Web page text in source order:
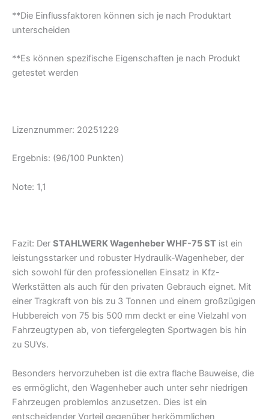
**Die Einflussfaktoren können sich je nach Produktart
unterscheiden
**Es können spezifische Eigenschaften je nach Produkt
getestet werden
Lizenznummer: 20251229
Ergebnis: (96/100 Punkten)
Note: 1,1
Fazit: Der STAHLWERK Wagenheber WHF-75 ST ist ein
leistungsstarker und robuster Hydraulik-Wagenheber, der
sich sowohl für den professionellen Einsatz in Kfz-
Werkstätten als auch für den privaten Gebrauch eignet. Mit
einer Tragkraft von bis zu 3 Tonnen und einem großzügigen
Hubbereich von 75 bis 500 mm deckt er eine Vielzahl von
Fahrzeugtypen ab, von tiefergelegten Sportwagen bis hin
zu SUVs.
Besonders hervorzuheben ist die extra flache Bauweise, die
es ermöglicht, den Wagenheber auch unter sehr niedrigen
Fahrzeugen problemlos anzusetzen. Dies ist ein
entscheidender Vorteil gegenüber herkömmlichen